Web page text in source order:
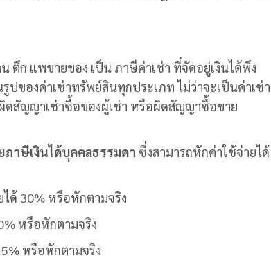
ตึก แพขายของ เป็น ภาษีค่าเช่า ที่จัดอยู่เงินได้พึง
ปของค่าเช่าทรัพย์สินทุกประเภท ไม่ว่าจะเป็นค่าเช่า
ดสัญญาเช่าซื้อของผู้เช่า หรือผิดสัญญาซื้อขาย
ภาษีเงินได้บุคคลธรรมดา ซึ่งสามารถหักค่าใช้จ่ายได้
30% หรือหักตามจริง
อหักตามจริง
รือหักตามจริง